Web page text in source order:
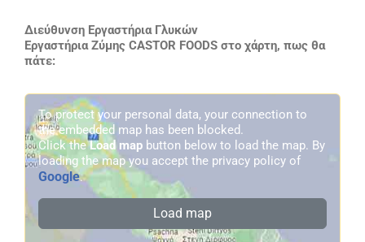
Διεύθυνση Εργαστήρια Γλυκών
Εργαστήρια Ζύμης CASTOR FOODS στο χάρτη, πως θα
πάτε:
To protect your personal data, your connection to
the embedded map has been blocked.
Click theLoad map button below to load the map. By
loading the map you accept the privacy policy of
Google.
Load map